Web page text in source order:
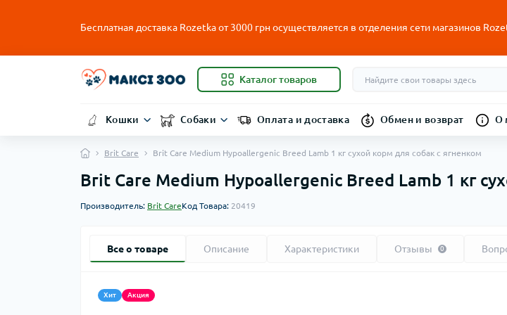
Бесплатная доставка Rozetka от3000 грн осуществляется в отделения сети магазинов
Каталог товаров
Кошки Собаки Оплата и доставка Обмен и возврат О
Brit Care Brit Care Medium Hypoallergenic Breed Lamb 1 кг сухой корм для собак с ягненком
Brit Care Medium Hypoallergenic Breed Lamb 1 кг
Производитель: Brit CareКод Товара: 20419
Все о товаре Описание Характеристики Отзывы 0
Хит Акция